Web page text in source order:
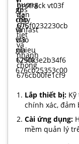
Lắp thiết bị:
chính xác, đảm
Cài ứng dụng:
mềm quản lý